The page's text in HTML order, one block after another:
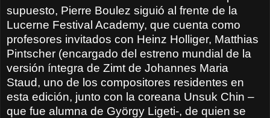
supuesto, Pierre Boulez siguió al frente de la
Lucerne Festival Academy, que cuenta como
profesores invitados con Heinz Holliger, Matthias
Pintscher (encargado del estreno mundial de la
versión íntegra de Zimt de Johannes Maria
Staud, uno de los compositores residentes en
esta edición, junto con la coreana Unsuk Chin –
que fue alumna de György Ligeti-, de quien se